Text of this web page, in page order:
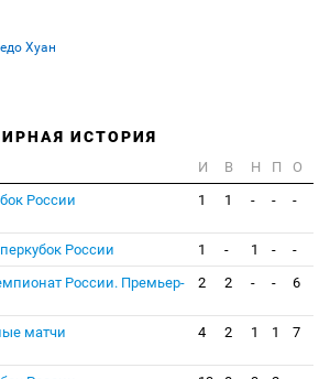
Хуан
ИСТОРИЯ
И В Н П
О
России 1 1 - - -
России 1 - 1 -
-
России. Премьер-
2 2 - - 6
матчи 4 2 1 1 7